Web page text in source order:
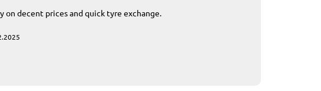
on decent prices and quick tyre exchange.